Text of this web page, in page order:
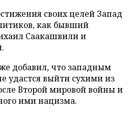
своих целей Запад
как бывший
Саакашвили и
добавил, что западным
удастся выйти сухими из
Второй мировой войны и
ими нацизма.